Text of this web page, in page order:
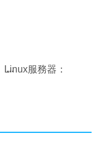
Linux服務器：